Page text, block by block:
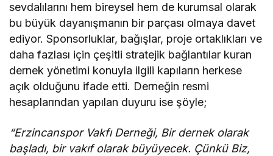
sevdalılarını hem bireysel hem de kurumsal olarak
bu büyük dayanışmanın bir parçası olmaya davet
ediyor. Sponsorluklar, bağışlar, proje ortaklıkları ve
daha fazlası için çeşitli stratejik bağlantılar kuran
dernek yönetimi konuyla ilgili kapıların herkese
açık olduğunu ifade etti. Derneğin resmi
hesaplarından yapılan duyuru ise şöyle;
“Erzincanspor Vakfı Derneği, Bir dernek olarak
başladı, bir vakıf olarak büyüyecek. Çünkü Biz,